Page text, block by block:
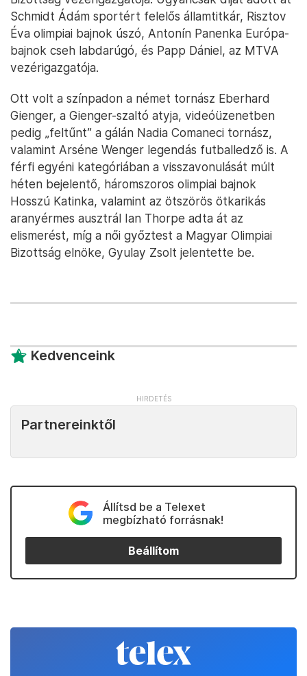
Schmidt Ádám sportért felelős államtitkár, Risztov
Éva olimpiai bajnok úszó, Antonín Panenka Európa-
bajnok cseh labdarúgó, és Papp Dániel, az MTVA
vezérigazgatója.
Ott volt a színpadon a német tornász Eberhard
Gienger, a Gienger-szaltó atyja, videóüzenetben
pedig „feltűnt” a gálán Nadia Comaneci tornász,
valamint Arséne Wenger legendás futballedző is. A
férfi egyéni kategóriában a visszavonulását múlt
héten bejelentő, háromszoros olimpiai bajnok
Hosszú Katinka, valamint az ötszörös ötkarikás
aranyérmes ausztrál Ian Thorpe adta át az
elismerést, míg a női győztest a Magyar Olimpiai
Bizottság elnöke, Gyulay Zsolt jelentette be.
Kedvenceink
Partnereinktől
Állítsd be a Telexet
megbízható forrásnak!
Beállítom